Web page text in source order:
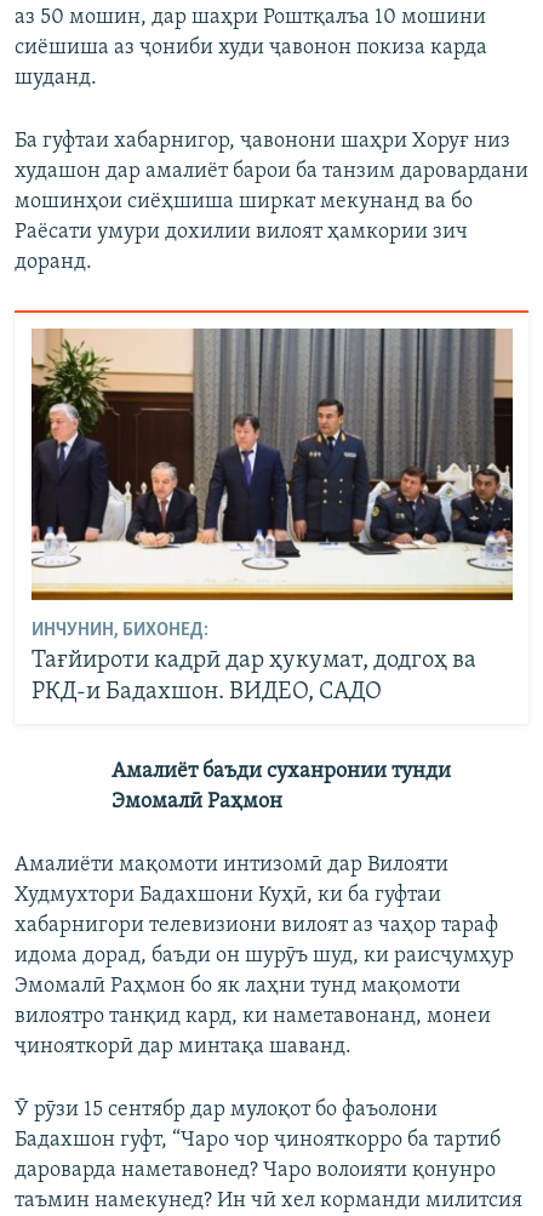
аз 50 мошин, дар шаҳри Роштқалъа 10 мошини
сиёшиша аз ҷониби худи ҷавонон покиза карда
шуданд.
Ба гуфтаи хабарнигор, ҷавонони шаҳри Хоруғ низ
худашон дар амалиёт барои ба танзим даровардани
мошинҳои сиёҳшиша ширкат мекунанд ва бо
Раёсати умури дохилии вилоят ҳамкории зич
доранд.
ИНЧУНИН, БИХОНЕД:
Тағйироти кадрӣ дар ҳукумат, додгоҳ ва
РКД-и Бадахшон. ВИДЕО, САДО
Амалиёт баъди суханронии тунди
Эмомалӣ Раҳмон
Амалиёти мақомоти интизомӣ дар Вилояти
Худмухтори Бадахшони Куҳӣ, ки ба гуфтаи
хабарнигори телевизиони вилоят аз чаҳор тараф
идома дорад, баъди он шурӯъ шуд, ки раисҷумҳур
Эмомалӣ Раҳмон бо як лаҳни тунд мақомоти
вилоятро танқид кард, ки наметавонанд, монеи
ҷинояткорӣ дар минтақа шаванд.
Ӯ рӯзи 15 сентябр дар мулоқот бо фаъолони
Бадахшон гуфт, “Чаро чор ҷинояткорро ба тартиб
дароварда наметавонед? Чаро волоияти қонунро
таъмин намекунед? Ин чӣ хел корманди милитсия